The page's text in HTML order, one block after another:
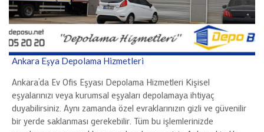
Ankara Eşya Depolama Hizmetleri
Ankara’da Ev Ofis Eşyası Depolama Hizmetleri Kişisel
eşyalarınızı veya kurumsal eşyaları depolamaya ihtiyaç
duyabilirsiniz. Aynı zamanda özel evraklarınızın gizli ve güvenilir
bir yerde saklanması gerekebilir. Tüm bu işlemlerinizde